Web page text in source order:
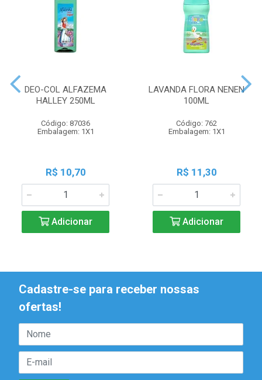
DEO-COL ALFAZEMA
HALLEY 250ML
Código: 87036
Embalagem: 1X1
R$ 10,70
Adicionar
LAVANDA FLORA NENEN
100ML
Código: 762
Embalagem: 1X1
R$ 11,30
Adicionar
Cadastre-se para receber nossas
ofertas!